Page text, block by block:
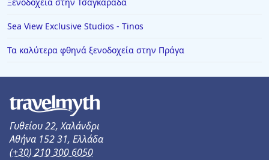
Sea View Exclusive Studios - Tinos
Τα καλύτερα φθηνά ξενοδοχεία στην Πράγα
Γυθείου 22, Χαλάνδρι
Αθήνα 152 31, Ελλάδα
(+30) 210 300 6050